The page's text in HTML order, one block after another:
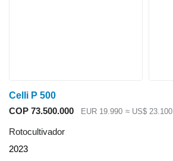
Celli P 500
COP 73.500.000
EUR 19.990 ≈ US$ 23.100
Rotocultivador
2023